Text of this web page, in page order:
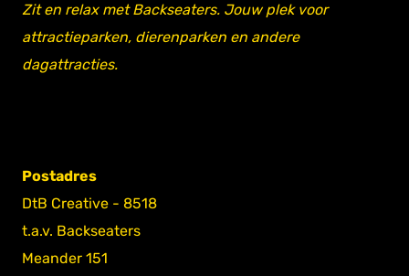
Zit en relax met Backseaters. Jouw plek voor
attractieparken, dierenparken en andere
dagattracties.
Postadres
DtB Creative - 8518
t.a.v. Backseaters
Meander 151